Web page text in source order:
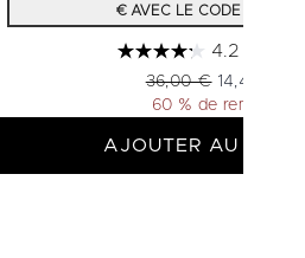
€ AVEC LE CODE :
4.2
Prix de vente :
36,00 € Prix ​​actuel
14,40 €
60 % de remise
AJOUTER AU